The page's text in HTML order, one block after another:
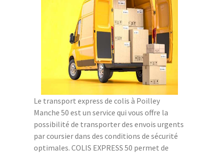
Le transport express de colis à Poilley
Manche 50 est un service qui vous offre la
possibilité de transporter des envois urgents
par coursier dans des conditions de sécurité
optimales. COLIS EXPRESS 50 permet de